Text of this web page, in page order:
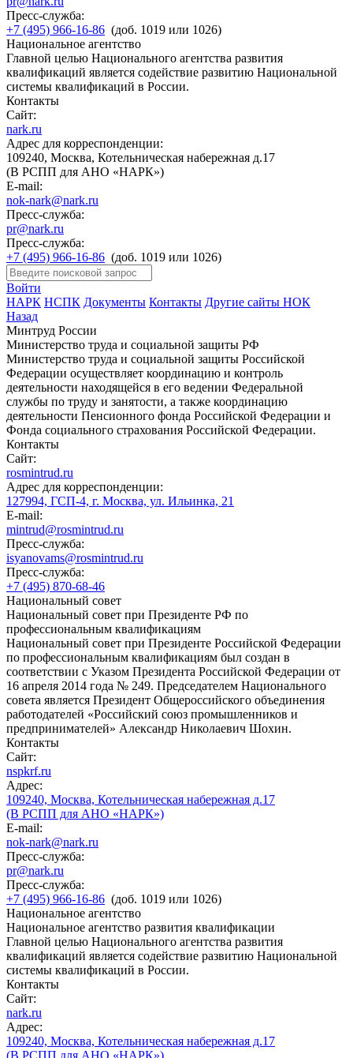
Пресс-служба:
+7 (495) 966-16-86 (доб. 1019 или 1026)
Национальное агентство
Главной целью Национального агентства развития
квалификаций является содействие развитию Национальной
системы квалификаций в России.
Контакты
Сайт:
nark.ru
Адрес для корреспонденции:
109240, Москва, Котельническая набережная д.17
(В РСПП для АНО «НАРК»)
E-mail:
nok-nark@nark.ru
Пресс-служба:
pr@nark.ru
Пресс-служба:
+7 (495) 966-16-86 (доб. 1019 или 1026)
Войти
НАРК НСПК Документы Контакты Другие сайты НОК
Назад
Минтруд России
Министерство труда и социальной защиты РФ
Министерство труда и социальной защиты Российской
Федерации осуществляет координацию и контроль
деятельности находящейся в его ведении Федеральной
службы по труду и занятости, а также координацию
деятельности Пенсионного фонда Российской Федерации и
Фонда социального страхования Российской Федерации.
Контакты
Сайт:
rosmintrud.ru
Адрес для корреспонденции:
127994, ГСП-4, г. Москва, ул. Ильинка, 21
E-mail:
mintrud@rosmintrud.ru
Пресс-служба:
isyanovams@rosmintrud.ru
Пресс-служба:
+7 (495) 870-68-46
Национальный совет
Национальный совет при Президенте РФ по
профессиональным квалификациям
Национальный совет при Президенте Российской Федерации
по профессиональным квалификациям был создан в
соответствии с Указом Президента Российской Федерации от
16 апреля 2014 года № 249. Председателем Национального
совета является Президент Общероссийского объединения
работодателей «Российский союз промышленников и
предпринимателей» Александр Николаевич Шохин.
Контакты
Сайт:
nspkrf.ru
Адрес:
109240, Москва, Котельническая набережная д.17
(В РСПП для АНО «НАРК»)
E-mail:
nok-nark@nark.ru
Пресс-служба:
pr@nark.ru
Пресс-служба:
+7 (495) 966-16-86 (доб. 1019 или 1026)
Национальное агентство
Национальное агентство развития квалификации
Главной целью Национального агентства развития
квалификаций является содействие развитию Национальной
системы квалификаций в России.
Контакты
Сайт:
nark.ru
Адрес:
109240, Москва, Котельническая набережная д.17
(В РСПП для АНО «НАРК»)